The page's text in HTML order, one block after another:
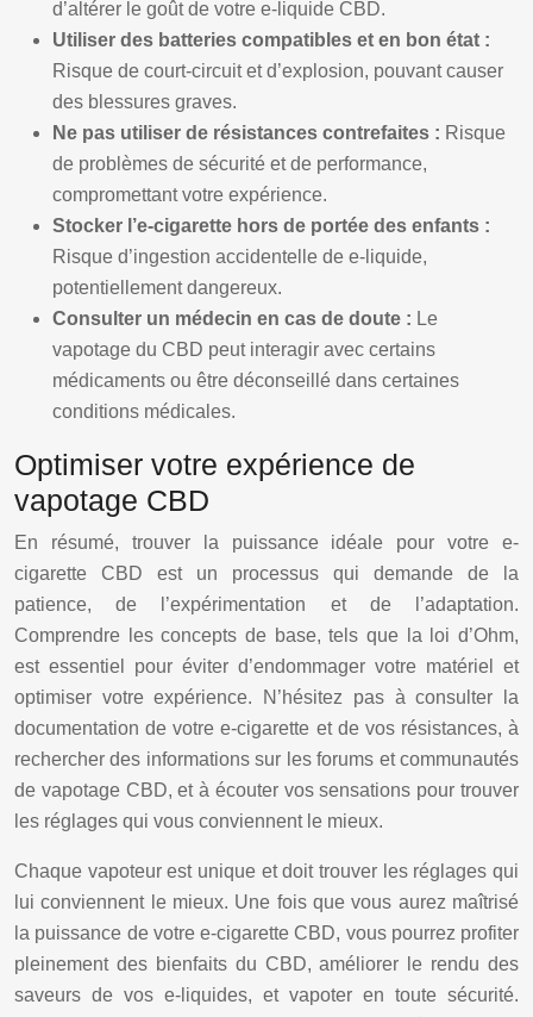
d’altérer le goût de votre e-liquide CBD.
Utiliser des batteries compatibles et en bon état :
Risque de court-circuit et d’explosion, pouvant causer
des blessures graves.
Ne pas utiliser de résistances contrefaites : Risque
de problèmes de sécurité et de performance,
compromettant votre expérience.
Stocker l’e-cigarette hors de portée des enfants :
Risque d’ingestion accidentelle de e-liquide,
potentiellement dangereux.
Consulter un médecin en cas de doute : Le
vapotage du CBD peut interagir avec certains
médicaments ou être déconseillé dans certaines
conditions médicales.
Optimiser votre expérience de
vapotage CBD
En résumé, trouver la puissance idéale pour votre e-
cigarette CBD est un processus qui demande de la
patience, de l’expérimentation et de l’adaptation.
Comprendre les concepts de base, tels que la loi d’Ohm,
est essentiel pour éviter d’endommager votre matériel et
optimiser votre expérience. N’hésitez pas à consulter la
documentation de votre e-cigarette et de vos résistances, à
rechercher des informations sur les forums et communautés
de vapotage CBD, et à écouter vos sensations pour trouver
les réglages qui vous conviennent le mieux.
Chaque vapoteur est unique et doit trouver les réglages qui
lui conviennent le mieux. Une fois que vous aurez maîtrisé
la puissance de votre e-cigarette CBD, vous pourrez profiter
pleinement des bienfaits du CBD, améliorer le rendu des
saveurs de vos e-liquides, et vapoter en toute sécurité.